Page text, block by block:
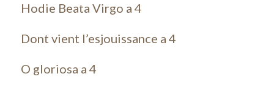
Hodie Beata Virgo a 4
Dont vient l’esjouissance a 4
O gloriosa a 4